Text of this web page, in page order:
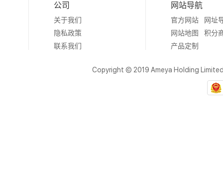
公司
关于我们
隐私政策
联系我们
网站导航
官方网站
网址
网站地图
积分
产品定制
Copyright © 2019 Ameya Holding